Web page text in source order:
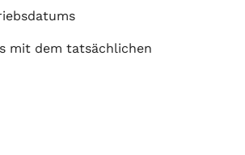
mit dem tatsächlichen